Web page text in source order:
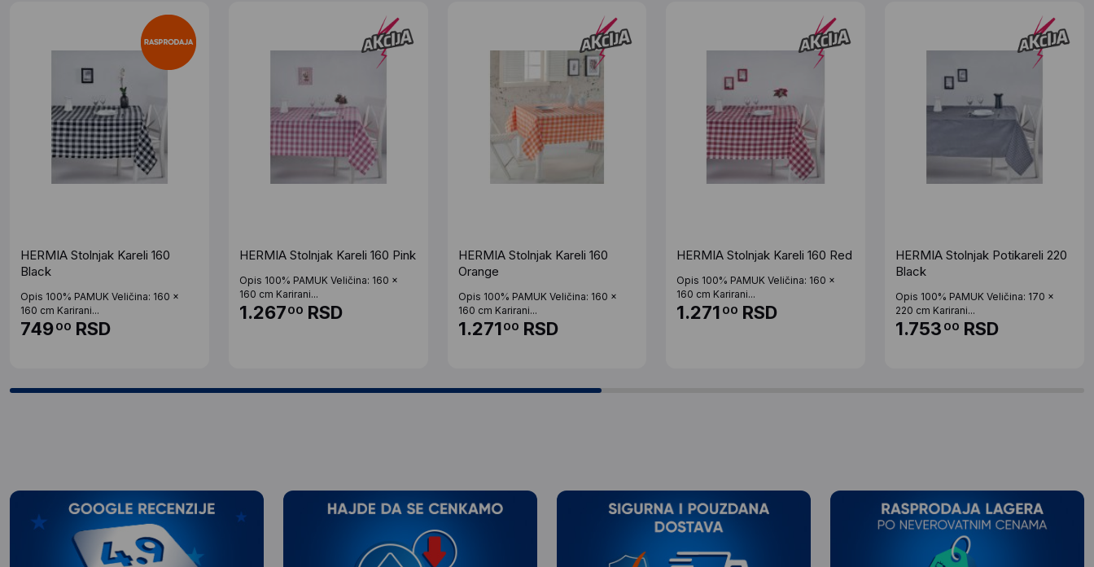
HERMIA Stolnjak Kareli 160
Black
Opis 100% PAMUK Veličina: 160 x
160 cm Karirani...
74900 RSD
HERMIA Stolnjak Kareli 160 Pink
Opis 100% PAMUK Veličina: 160 x
160 cm Karirani...
1.26700 RSD
HERMIA Stolnjak Kareli 160
Orange
Opis 100% PAMUK Veličina: 160 x
160 cm Karirani...
1.27100 RSD
HERMIA Stolnjak Kareli 160 Red
Opis 100% PAMUK Veličina: 160 x
160 cm Karirani...
1.271 00 RSD
HERMIA Stolnjak Potikareli 220
Black
Opis 100% PAMUK Veličina: 170 x
220 cm Karirani...
1.753 00 RSD